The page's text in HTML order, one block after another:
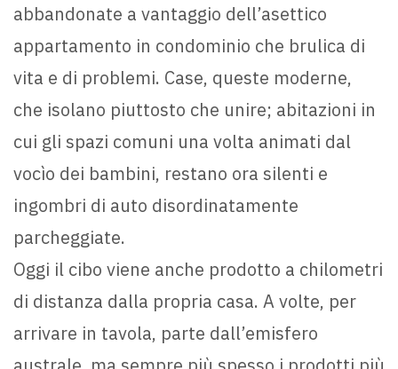
abbandonate a vantaggio dell’asettico
appartamento in condominio che brulica di
vita e di problemi. Case, queste moderne,
che isolano piuttosto che unire; abitazioni in
cui gli spazi comuni una volta animati dal
vocìo dei bambini, restano ora silenti e
ingombri di auto disordinatamente
parcheggiate.
Oggi il cibo viene anche prodotto a chilometri
di distanza dalla propria casa. A volte, per
arrivare in tavola, parte dall’emisfero